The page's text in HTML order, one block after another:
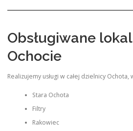
Obsługiwane
Ochocie
Realizujemy usługi w całej dzielnicy Ochota,
Stara Ochota
Filtry
Rakowiec